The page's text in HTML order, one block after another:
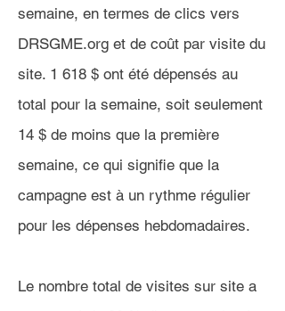
semaine, en termes de clics vers
DRSGME.org et de coût par visite du
site. 1 618 $ ont été dépensés au
total pour la semaine, soit seulement
14 $ de moins que la première
semaine, ce qui signifie que la
campagne est à un rythme régulier
pour les dépenses hebdomadaires.
Le nombre total de visites sur site a